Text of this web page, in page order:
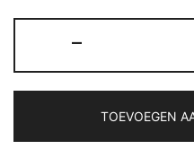
-
TOEVOEGEN